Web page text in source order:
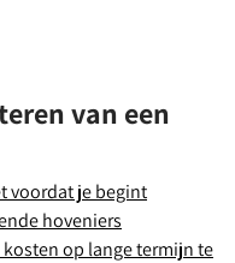
van een
voordat je begint
hoveniers
op lange termijn te